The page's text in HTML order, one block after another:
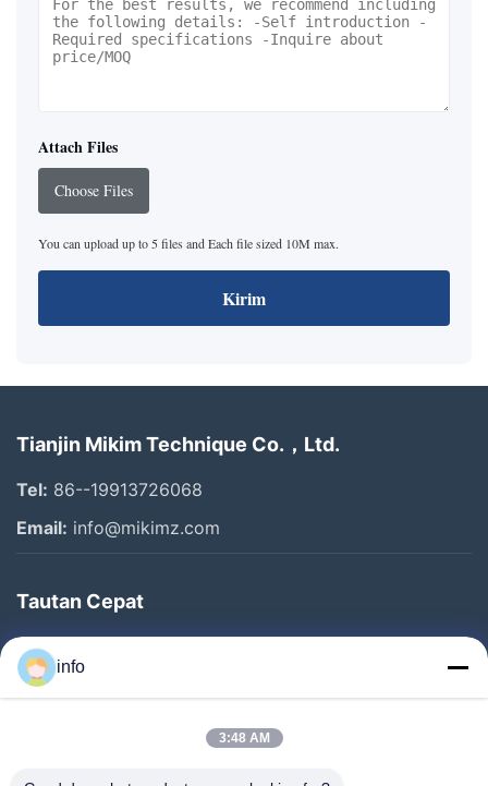
Attach Files
Choose Files
You can upload up to 5 files and Each file sized 10M max.
Kirim
Tianjin Mikim Technique Co.，Ltd.
Tel: 86--19913726068
Email: info@mikimz.com
Tautan Cepat
Rumah
Produk
info
3:48 AM